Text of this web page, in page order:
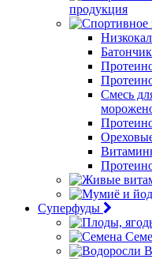
продукция
Смесь
Суперфуды